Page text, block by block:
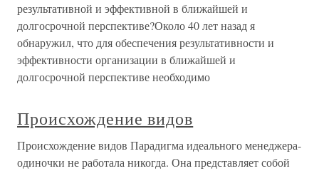
результативной и эффективной в ближайшей и
долгосрочной перспективе?Около 40 лет назад я
обнаружил, что для обеспечения результативности и
эффективности организации в ближайшей и
долгосрочной перспективе необходимо
Происхождение видов
Происхождение видов Парадигма идеального менеджера-
одиночки не работала никогда. Она представляет собой